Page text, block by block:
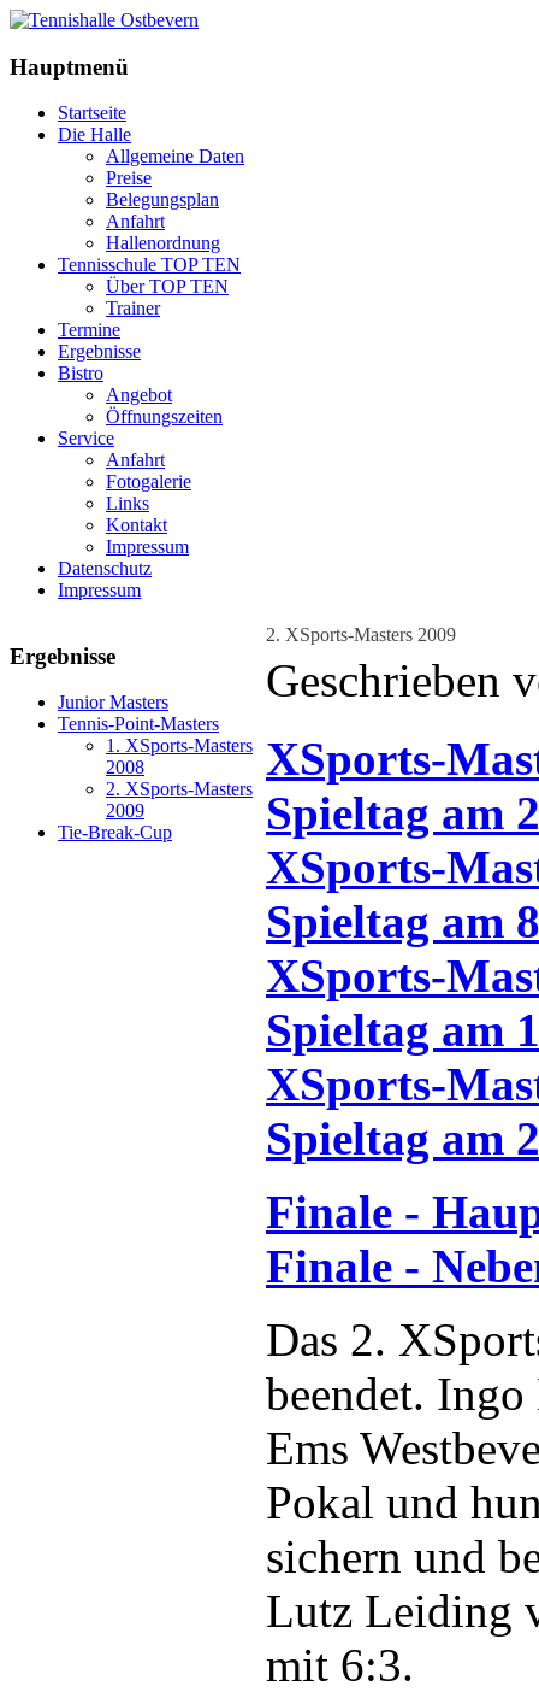
Hauptmenü
Startseite
Die Halle
Allgemeine Daten
Preise
Belegungsplan
Anfahrt
Hallenordnung
Tennisschule TOP TEN
Über TOP TEN
Trainer
Termine
Ergebnisse
Bistro
Angebot
Öffnungszeiten
Service
Anfahrt
Fotogalerie
Links
Kontakt
Impressum
Datenschutz
Impressum
Ergebnisse
Junior Masters
Tennis-Point-Masters
1. XSports-Masters
2008
2. XSports-Masters
2009
Tie-Break-Cup
2. XSports-Masters 2009
Geschrieben
XSports-
Spieltag am
XSports-
Spieltag am
XSports-
Spieltag am
XSports-
Spieltag am
Finale -
Finale -
Das 2.
beendet.
Ems
Pokal und
sichern und
Lutz Leiding
mit 6:3.